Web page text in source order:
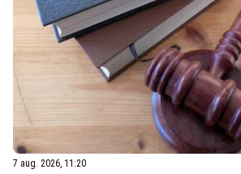
7 aug. 2026, 11:20